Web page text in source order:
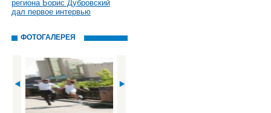
региона Борис Дубровский
дал первое интервью
ФОТОГАЛЕРЕЯ